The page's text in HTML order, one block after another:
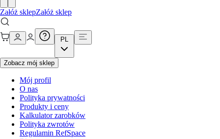
Załóż sklepZałóż sklep
PL
Zobacz mój sklep
Mój profil
O nas
Polityka prywatności
Produkty i ceny
Kalkulator zarobków
Polityka zwrotów
Regulamin RefSpace